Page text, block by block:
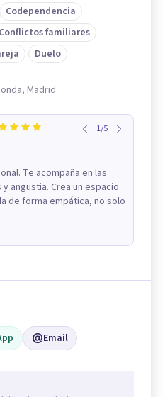
Codependencia
Conflictos familiares
Duelo
Madrid
1/5
Te acompaña en las
angustia. Crea un espacio
de forma empática, no solo
Email